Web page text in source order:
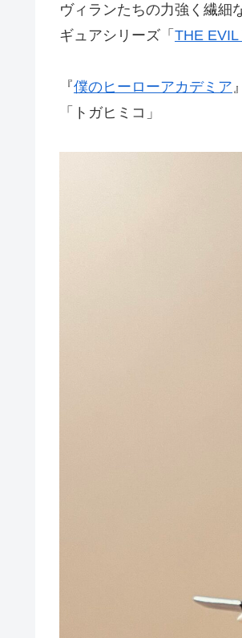
ヴィランたちの力強く繊細
ギュアシリーズ「 THE
『僕のヒーローアカデミア
「トガヒミコ」